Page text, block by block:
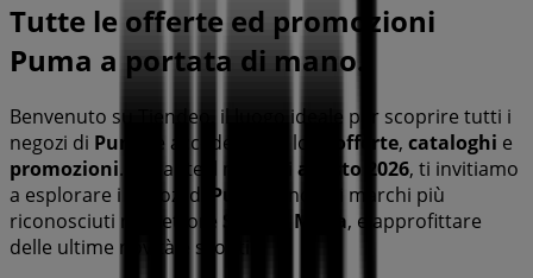
Tutte le offerte ed promozioni
Puma a portata di mano.
Benvenuto su Tiendeo, il luogo ideale per scoprire tutti i
negozi di Puma e accedere alle loro offerte, cataloghi e
promozioni. Durante il mese di agosto 2026, ti invitiamo
a esplorare i negozi di
Puma
, uno dei marchi più
riconosciuti nel settore Sport e Moda, e approfittare
delle ultime novità e sconti.